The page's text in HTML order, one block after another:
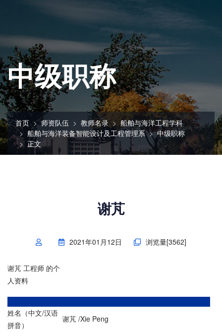
中级职称
首页 师资队伍 教师名录
船舶与海洋工程学科
船舶与海洋装备智能设计及工程管理系
中级职称
正文
谢芃
2021年01月12日 浏览量[3562]
谢芃 工程师 的个
人资料
姓名（中文/汉语
拼音）
谢芃 /Xie Peng